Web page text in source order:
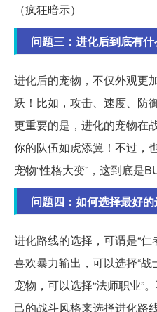
（疯狂暗示）
问题三：进化后到底有什
进化后的宠物，不仅外观更
跃！比如，攻击、速度、防
更重要的是，进化的宠物在
你的队伍如虎添翼！不过，
宠物“性格大变”，这到底是
问题四：如何选择最好的
进化路线的选择，可谓是“
喜欢暴力输出，可以选择“
宠物，可以选择“法师职业”
己的战斗风格来选择进化路